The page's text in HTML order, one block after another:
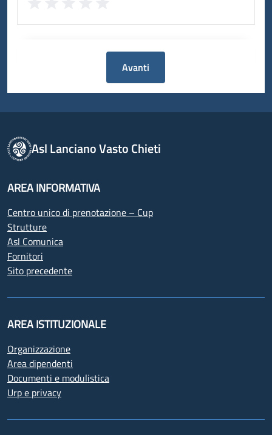
Avanti
Asl Lanciano Vasto Chieti
AREA INFORMATIVA
Centro unico di prenotazione – Cup
Strutture
Asl Comunica
Fornitori
Sito precedente
AREA ISTITUZIONALE
Organizzazione
Area dipendenti
Documenti e modulistica
Urp e privacy